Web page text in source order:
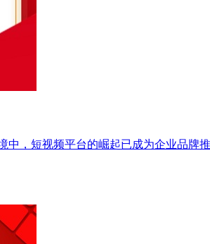
，短视频平台的崛起已成为企业品